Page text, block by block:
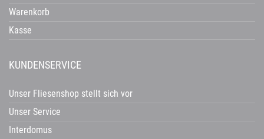
Warenkorb
Kasse
KUNDENSERVICE
Unser Fliesenshop stellt sich vor
Unser Service
Interdomus